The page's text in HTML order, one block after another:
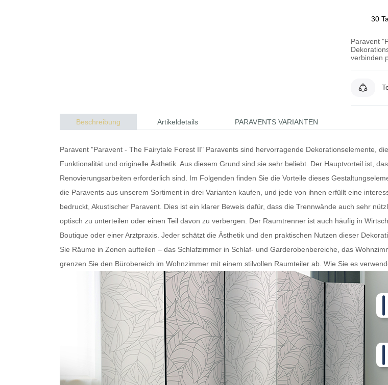
30
Paravent
verbinden
Beschreibung Artikeldetails PARAVENTS VARIANTEN
Paravent "Paravent - The Fairytale Forest II" Paravents sind hervorragende Dekorationselemente,
Funktionalität und originelle Ästhetik. Aus diesem Grund sind sie sehr beliebt. Der Hauptvorteil ist,
Renovierungsarbeiten erforderlich sind. Im Folgenden finden Sie die Vorteile dieses
die Paravents aus unserem Sortiment in drei Varianten kaufen, und jede von ihnen erfüllt eine
bedruckt, Akustischer Paravent. Dies ist ein klarer Beweis dafür, dass die Trennwände auch sehr
optisch zu unterteilen oder einen Teil davon zu verbergen. Der Raumtrenner ist auch häufig in
Boutique oder einer Arztpraxis. Jeder schätzt die Ästhetik und den praktischen Nutzen dieser
Sie Räume in Zonen aufteilen – das Schlafzimmer in Schlaf- und Garderobenbereiche, das
grenzen Sie den Bürobereich im Wohnzimmer mit einem stilvollen Raumteiler ab. Wie Sie es